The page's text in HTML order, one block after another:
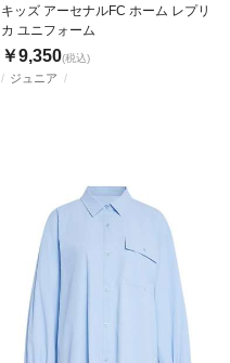
ジュニア
キッズ アーセナルFC ホーム レプリ
カ ユニフォーム
￥9,350(税込)